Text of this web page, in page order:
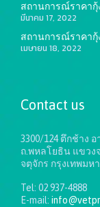
สถานการณ์ราคากุ้
มีนาคม 17, 2022
สถานการณ์ราคากุ้
เมษายน 18, 2022
Contact us
3300/124 ตึกช้าง
ถ.พหลโยธิน แขวง
จตุจักร กรุงเทพมห
Tel: 02 937-4888
E-mail: